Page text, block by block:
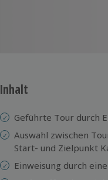
Inhalt
Geführte Tour durch
Auswahl zwischen
Start- und Zielpunkt
Einweisung durch